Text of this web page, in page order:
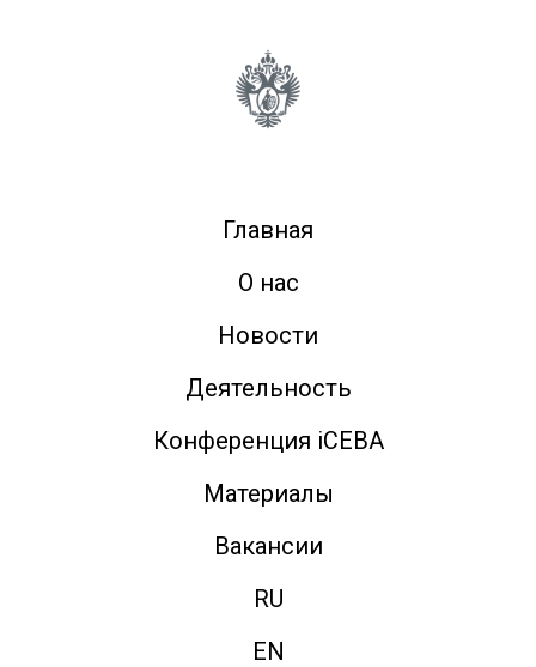
Главная
О нас
Новости
Деятельность
Конференция iCEBA
Материалы
Вакансии
RU
EN